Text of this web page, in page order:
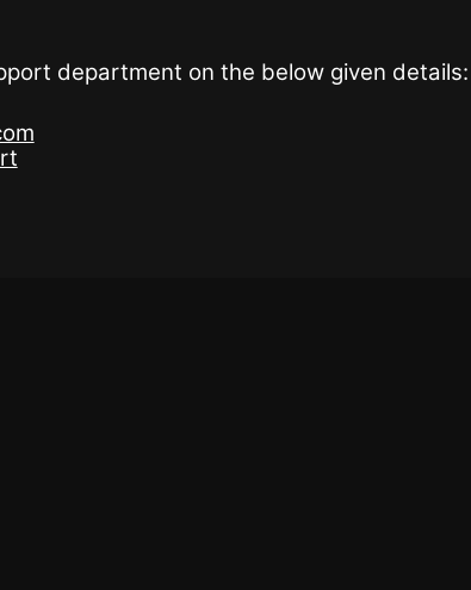
department on the below given details: